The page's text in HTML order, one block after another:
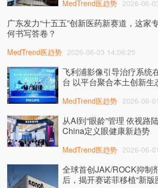
MedTrend医趋势 2026-06-
广东发力“十五五”创新医药新赛道，这家
何书写答卷？
MedTrend医趋势 2026-06-03 14:06:25
飞利浦影像引导治疗系统
台 以平台聚合本土创新生
MedTrend医趋势 2026-06-
从AI到“眼龄”管理 依视路
China定义眼健康新趋势
MedTrend医趋势 2026-06-
全球首创JAK/ROCK抑制
后，揭开赛诺菲移植“新版